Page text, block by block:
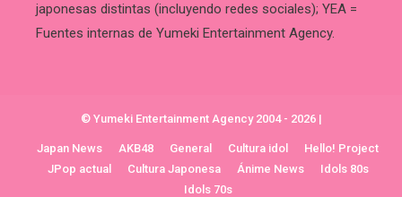
japonesas distintas (incluyendo redes sociales); YEA =
Fuentes internas de Yumeki Entertainment Agency.
© Yumeki Entertainment Agency 2004 - 2026 |
Japan News AKB48 General Cultura idol
Hello! Project
JPop actual
Cultura Japonesa Ánime News
Idols 80s
Idols 70s